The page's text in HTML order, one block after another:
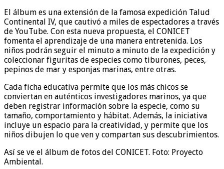
El álbum es una extensión de la famosa expedición Talud
Continental IV, que cautivó a miles de espectadores a través
de YouTube. Con esta nueva propuesta, el CONICET
fomenta el aprendizaje de una manera entretenida. Los
niños podrán seguir el minuto a minuto de la expedición y
coleccionar figuritas de especies como tiburones, peces,
pepinos de mar y esponjas marinas, entre otras.
Cada ficha educativa permite que los más chicos se
conviertan en auténticos investigadores marinos, ya que
deben registrar información sobre la especie, como su
tamaño, comportamiento y hábitat. Además, la iniciativa
incluye un espacio para la creatividad, y permite que los
niños dibujen lo que ven y compartan sus descubrimientos.
Así se ve el álbum de fotos del CONICET. Foto: Proyecto
Ambiental.